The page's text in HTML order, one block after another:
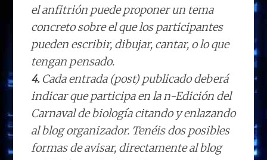
el anfitrión puede proponer un tema
concreto sobre el que los participantes
pueden escribir, dibujar, cantar, o lo que
tengan pensado.
4.Cada entrada (post) publicado deberá
indicar que participa en la n-Edición del
Carnaval de biología citando y enlazando
al blog organizador. Tenéis dos posibles
formas de avisar, directamente al blog